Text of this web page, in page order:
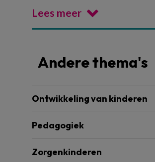
Lees meer
Andere thema's
Ontwikkeling van kinderen
Pedagogiek
Zorgenkinderen